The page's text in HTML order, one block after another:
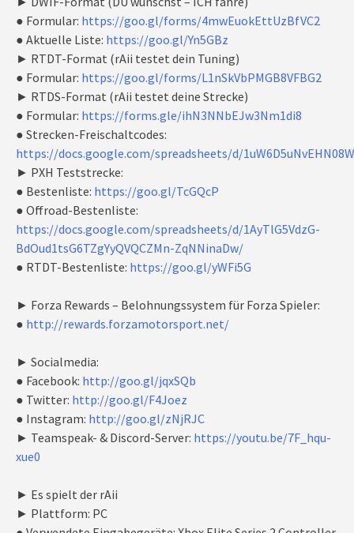
● Formular: https://goo.gl/forms/4mwEuokEttUzBfVC2
● Aktuelle Liste: https://goo.gl/Yn5GBz
► RTDT-Format (rAii testet dein Tuning)
● Formular: https://goo.gl/forms/L1nSkVbPMGB8VFBG2
► RTDS-Format (rAii testet deine Strecke)
● Formular: https://forms.gle/ihN3NNbEJw3Nm1di8
● Strecken-Freischaltcodes:
https://docs.google.com/spreadsheets/d/
► PXH Teststrecke:
● Bestenliste: https://goo.gl/TcGQcP
● Offroad-Bestenliste:
https://docs.google.com/spreadsheets/d/1AyTlG5VdzG-
BdOud1tsG6TZgYyQVQCZMn-ZqNNinaDw/
● RTDT-Bestenliste: https://goo.gl/yWFi5G
► Forza Rewards – Belohnungssystem für Forza Spieler:
● http://rewards.forzamotorsport.net/
► Socialmedia:
● Facebook: http://goo.gl/jqxSQb
● Twitter: http://goo.gl/F4Joez
● Instagram: http://goo.gl/zNjRJC
► Teamspeak- & Discord-Server: https://youtu.be/7F_hqu-
xue0
► Es spielt der rAii
► Plattform: PC